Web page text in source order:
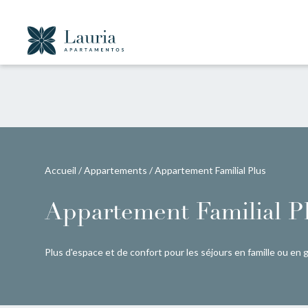
Accueil /Appartements /Appartement Familial Plus
Appartement Familial
Plus d'espace et de confort pour les séjours en famille ou en